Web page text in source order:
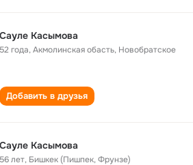
Сауле Касымова
52 года,Акмолинская обасть, Новобратское
Добавить в друзья
Сауле Касымова
56 лет, Бишкек (Пишпек, Фрунзе)